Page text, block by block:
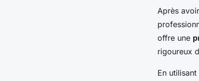
Après
offre une
rigoureux
En utilisant